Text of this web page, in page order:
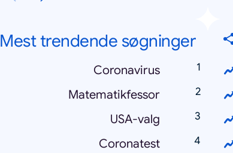
Mest trendende søgninger
Coronavirus
Matematikfessor
USA-valg
Coronatest